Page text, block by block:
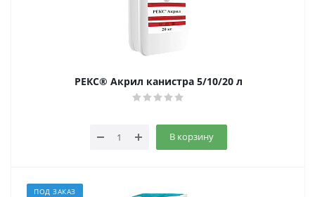
РЕКС® Акрил канистра 5/10/20 л
В корзину
ПОД ЗАКАЗ